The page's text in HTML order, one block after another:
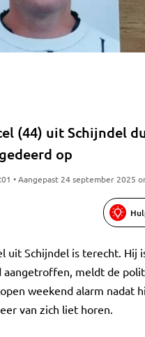
(44) uit Schijndel
op
• Aangepast 24 september 2025
uit Schijndel is terecht. Hij
aangetroffen, meldt de
weekend alarm nadat
van zich liet horen.